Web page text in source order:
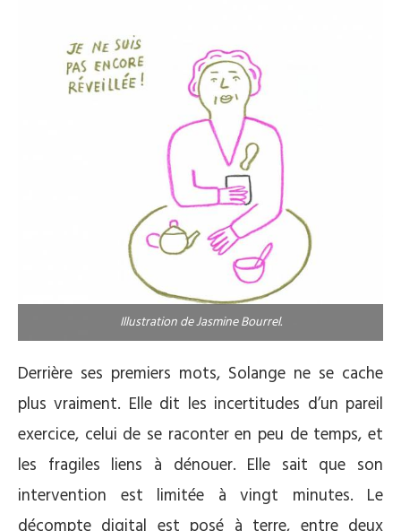
Illustration de Jasmine Bourrel.
Derrière ses premiers mots, Solange ne se cache
plus vraiment. Elle dit les incertitudes d’un pareil
exercice, celui de se raconter en peu de temps, et
les fragiles liens à dénouer. Elle sait que son
intervention est limitée à vingt minutes. Le